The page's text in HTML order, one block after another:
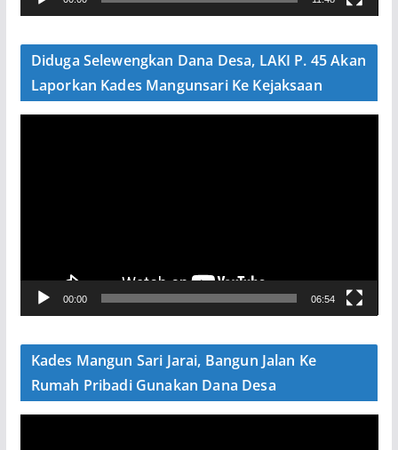
e
Diduga Selewengkan Dana Desa, LAKI P. 45 Akan
Laporkan Kades Mangunsari Ke Kejaksaan
V
e
00:00 06:54
Kades Mangun Sari Jarai, Bangun Jalan Ke
Rumah Pribadi Gunakan Dana Desa